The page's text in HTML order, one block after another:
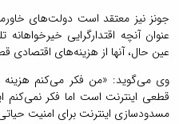
جونز نیز معتقد است دولت‌های
عنوان آنچه اقتدارگرایی
عین حال، آنها از هزینه‌های اقتصادی
وی می‌گوید: «من فکر می‌کنم هزینه
قطعی اینترنت است اما فکر نمی‌کنم
مسدودسازی اینترنت برای امنیت